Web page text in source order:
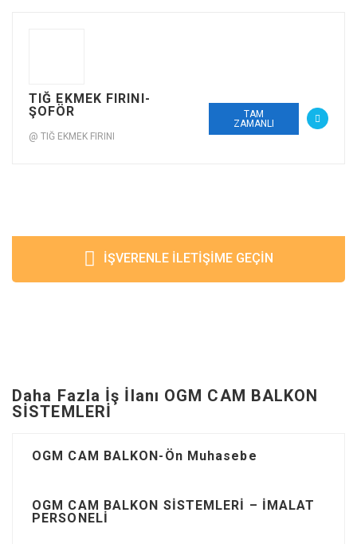
TIĞ EKMEK FIRINI-
ŞOFÖR
@ TIĞ EKMEK FIRINI
TAM
ZAMANLI
İŞVERENLE İLETIŞIME GEÇIN
Daha Fazla İş İlanı OGM CAM BALKON
SİSTEMLERİ
OGM CAM BALKON-Ön Muhasebe
OGM CAM BALKON SİSTEMLERİ – İMALAT
PERSONELİ